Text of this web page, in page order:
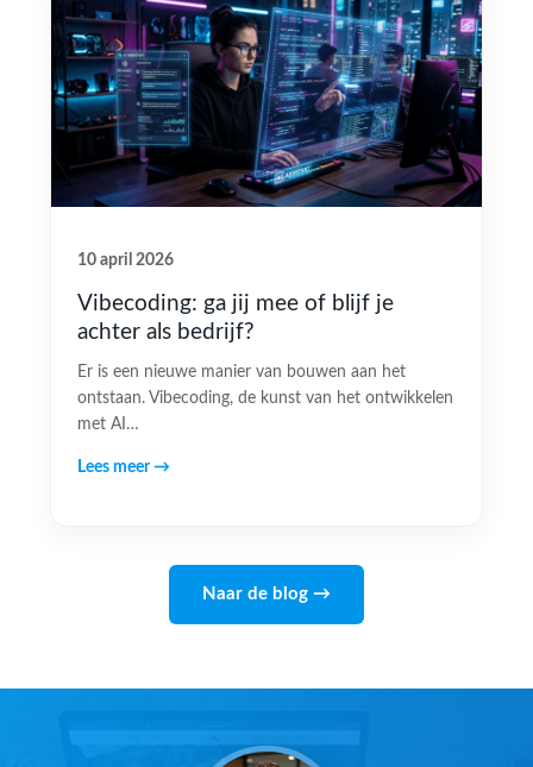
10 april 2026
Vibecoding: ga jij mee of blijf je
achter als bedrijf?
Er is een nieuwe manier van bouwen aan het
ontstaan. Vibecoding, de kunst van het ontwikkelen
met AI…
Lees meer →
Naar de blog →